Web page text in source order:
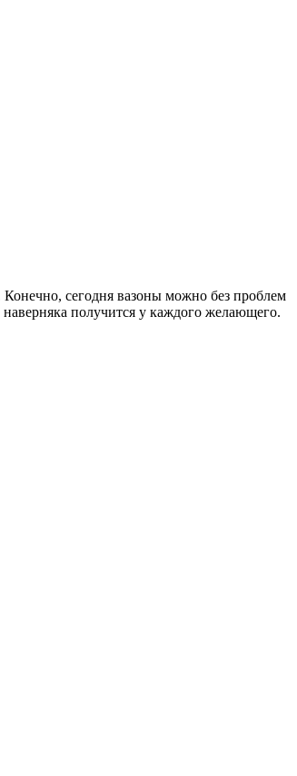
сегодня вазоны можно без проблем
получится у каждого желающего.